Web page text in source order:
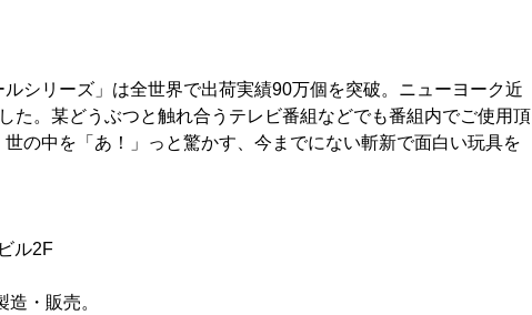
シリーズ」は全世界で出荷実績90万個を突破。ニューヨーク近
た。某どうぶつと触れ合うテレビ番組などでも番組内でご使用頂
の中を「あ！」っと驚かす、今までにない斬新で面白い玩具を
ル2F
・販売。